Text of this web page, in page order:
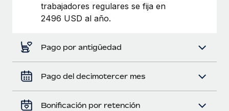
Pento se convierte en un empleador equitativo
Gestionar las nóminas internamente es complicado. Tardas
semanas en hacerlo manualmente y, al mes...
Más información
trabajadores regulares se fija en
2496 USD al año.
Pago por antigüedad
Pago del decimotercer mes
Bonificación por retención